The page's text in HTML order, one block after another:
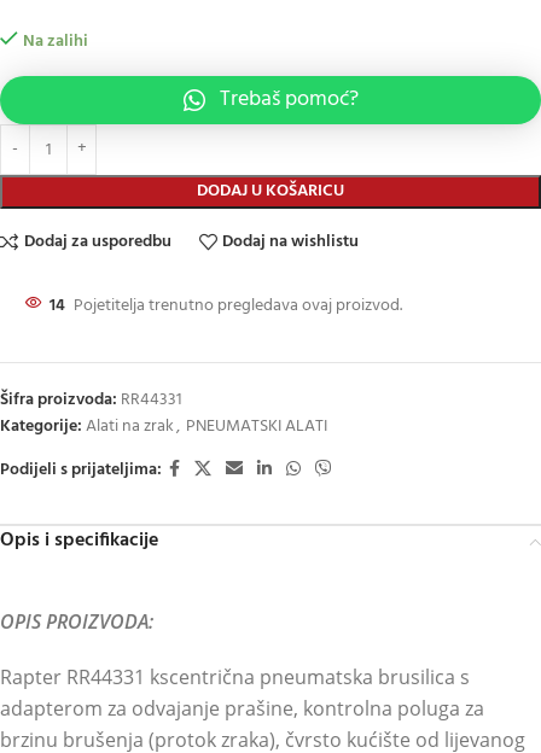
Na zalihi
DODAJ U KOŠARICU
Trebaš pomoć?
Dodaj za usporedbu Dodaj na wishlistu
14 Pojetitelja trenutno pregledava ovaj proizvod.
Šifra proizvoda: RR44331
Kategorije:Alati na zrak, PNEUMATSKI ALATI
Podijeli s prijateljima:
Opis i specifikacije
OPIS PROIZVODA:
Rapter RR44331 kscentrična pneumatska brusilica s
adapterom za odvajanje prašine, kontrolna poluga za
brzinu brušenja (protok zraka), čvrsto kućište od lijevanog